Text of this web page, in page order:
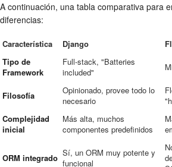
A continuación, una tabla comparativa para
diferencias:
Característica Django
Tipo de
Framework
Full-stack, "Batteries
included"
Filosofía
Opinionado, provee todo lo
necesario
Complejidad
inicial
Más alta, muchos
componentes predefinidos
ORM integrado Sí, un ORM muy potente y
funcional